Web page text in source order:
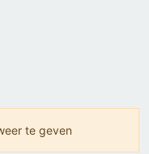
te geven